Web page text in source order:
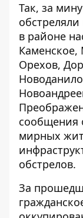
Так, за
в районе
Орехов,
сообщения
мирных
обстрелов.
За